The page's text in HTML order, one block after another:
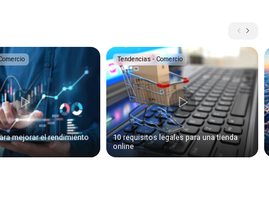
mejorar el rendimiento
Tendencias - Comercio
10 requisitos legales para una tienda
online